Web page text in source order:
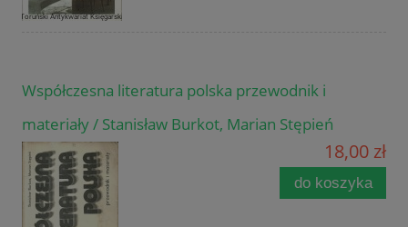
Współczesna literatura polska przewodnik i
materiały / Stanisław Burkot, Marian Stępień
18,00 zł
do koszyka